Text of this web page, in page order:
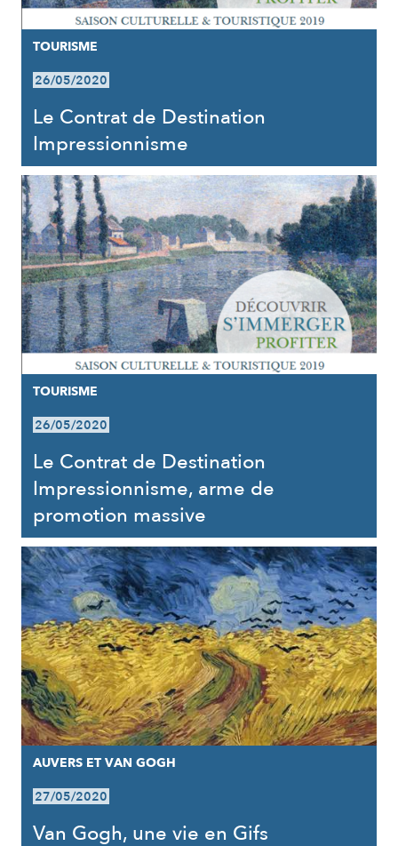
TOURISME
26/05/2020
Le Contrat de Destination
Impressionnisme
TOURISME
26/05/2020
Le Contrat de Destination
Impressionnisme, arme de
promotion massive
AUVERS ET VAN GOGH
27/05/2020
Van Gogh, une vie en Gifs